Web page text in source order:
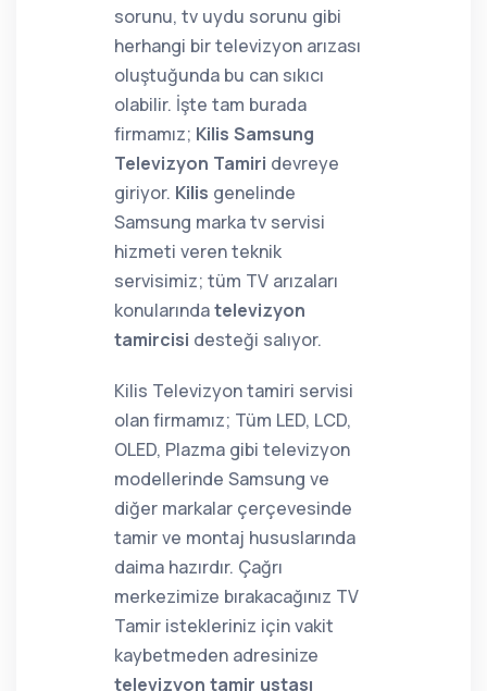
sorunu, tv uydu sorunu gibi
herhangi bir televizyon arızası
oluştuğunda bu can sıkıcı
olabilir. İşte tam burada
firmamız; Kilis Samsung
Televizyon Tamiri devreye
giriyor. Kilis genelinde
Samsung marka tv servisi
hizmeti veren teknik
servisimiz; tüm TV arızaları
konularındatelevizyon
tamircisi desteği salıyor.
Kilis Televizyon tamiri servisi
olan firmamız; Tüm LED, LCD,
OLED, Plazma gibi televizyon
modellerinde Samsung ve
diğer markalar çerçevesinde
tamir ve montaj hususlarında
daima hazırdır. Çağrı
merkezimize bırakacağınız TV
Tamir istekleriniz için vakit
kaybetmeden adresinize
televizyon tamir ustası